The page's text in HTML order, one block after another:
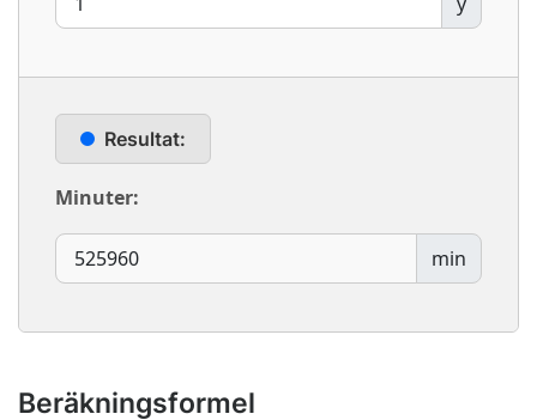
Resultat:
Minuter:
min
Beräkningsformel